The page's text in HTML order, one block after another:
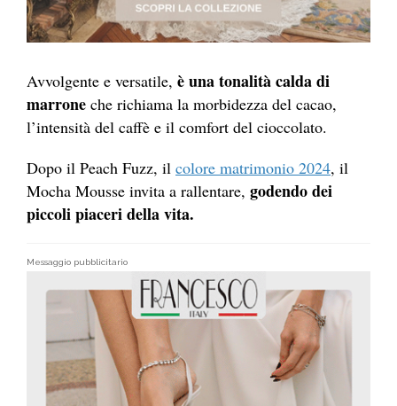
Avvolgente e versatile, è una tonalità calda di
marrone che richiama la morbidezza del cacao,
l’intensità del caffè e il comfort del cioccolato.
Dopo il Peach Fuzz, il colore matrimonio 2024, il
Mocha Mousse invita a rallentare, godendo dei
piccoli piaceri della vita.
Messaggio pubblicitario